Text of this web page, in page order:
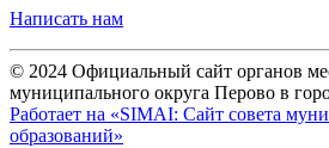
Написать нам
© 2024 Официальный сайт органов
муниципального округа Перово в
Работает на «SIMAI: Сайт совета
образований»